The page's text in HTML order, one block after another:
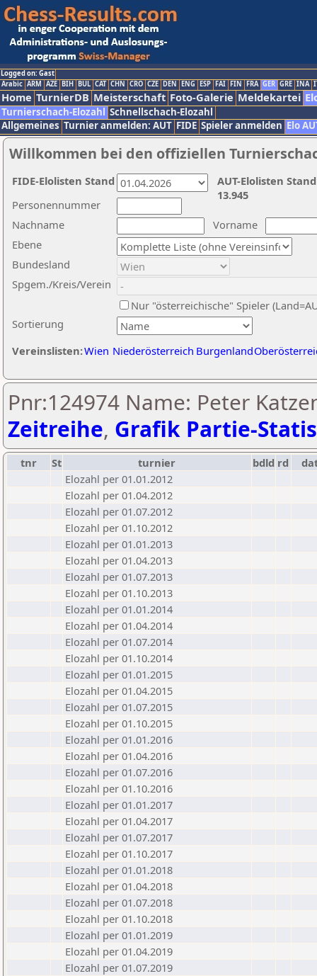
Logged on: Gast
Arabic ARM AZE BIH BUL CAT CHN CRO CZE DEN ENG ESP FAI FIN FRA GER GRE INA
Home TurnierDB Meisterschaft Foto-Galerie Meldekartei
Turnierschach-Elozahl Schnellschach-Elozahl
Allgemeines Turnier anmelden: AUT FIDE Spieler anmelden Elo
Willkommen bei den offiziellen
Nachname
Vorname
Ebene
Sortierung
Personennummer
Bundesland
Spgem./Kreis/Verein
Nur "österreichische" Spieler
Vereinslisten:Wien Niederösterreich Burgenland
AUT-Elolisten
13.945
FIDE-Elolisten Stand
Pnr:124974 Name: Peter
Zeitreihe, Grafik Partie-
tnr St turnier bdld rd
Elozahl per 01.01.2012
Elozahl per 01.04.2012
Elozahl per 01.07.2012
Elozahl per 01.10.2012
Elozahl per 01.01.2013
Elozahl per 01.04.2013
Elozahl per 01.07.2013
Elozahl per 01.10.2013
Elozahl per 01.01.2014
Elozahl per 01.04.2014
Elozahl per 01.07.2014
Elozahl per 01.10.2014
Elozahl per 01.01.2015
Elozahl per 01.04.2015
Elozahl per 01.07.2015
Elozahl per 01.10.2015
Elozahl per 01.01.2016
Elozahl per 01.04.2016
Elozahl per 01.07.2016
Elozahl per 01.10.2016
Elozahl per 01.01.2017
Elozahl per 01.04.2017
Elozahl per 01.07.2017
Elozahl per 01.10.2017
Elozahl per 01.01.2018
Elozahl per 01.04.2018
Elozahl per 01.07.2018
Elozahl per 01.10.2018
Elozahl per 01.01.2019
Elozahl per 01.04.2019
Elozahl per 01.07.2019